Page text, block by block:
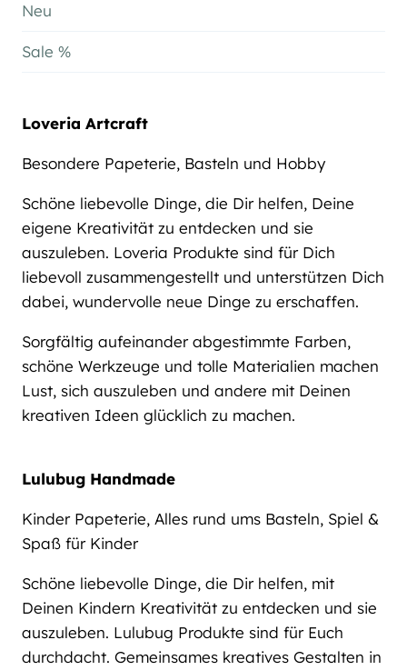
Neu
Sale %
Loveria Artcraft
Besondere Papeterie, Basteln und Hobby
Schöne liebevolle Dinge, die Dir helfen, Deine
eigene Kreativität zu entdecken und sie
auszuleben. Loveria Produkte sind für Dich
liebevoll zusammengestellt und unterstützen Dich
dabei, wundervolle neue Dinge zu erschaffen.
Sorgfältig aufeinander abgestimmte Farben,
schöne Werkzeuge und tolle Materialien machen
Lust, sich auszuleben und andere mit Deinen
kreativen Ideen glücklich zu machen.
Lulubug Handmade
Kinder Papeterie, Alles rund ums Basteln, Spiel &
Spaß für Kinder
Schöne liebevolle Dinge, die Dir helfen, mit
Deinen Kindern Kreativität zu entdecken und sie
auszuleben. Lulubug Produkte sind für Euch
durchdacht. Gemeinsames kreatives Gestalten in